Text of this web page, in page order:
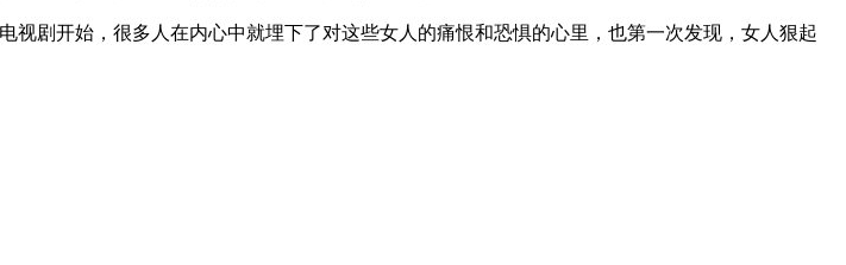
视剧开始，很多人在内心中就埋下了对这些女人的痛恨和恐惧的心里，也第一次发现，女人狠起